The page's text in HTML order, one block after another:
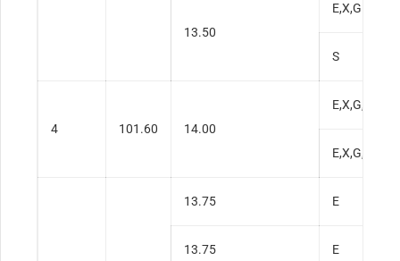
13.50
E,X,G
S
4 101.60 14.00
E,X,G,S
E,X,G,S
13.75 E
13.75 E